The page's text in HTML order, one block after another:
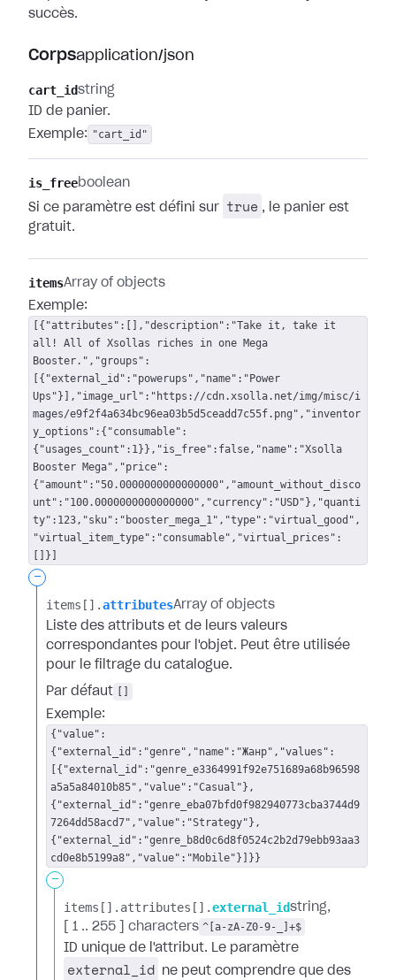
succès.
Corpsapplication/json
cart_idstring
ID de panier.
Exemple: "cart_id"
is_freeboolean
Si ce paramètre est défini sur
true , le panier est
gratuit.
itemsArray of objects
Exemple:
[{"attributes":[],"description":"Take it, take it
all! All of Xsollas riches in one Mega
Booster.","groups":
[{"external_id":"powerups","name":"Power
Ups"}],"image_url":"https://cdn.xsolla.net/img/misc/i
mages/e9f2f4a634bc96ea03b5d5ceadd7c55f.png","inventor
y_options":{"consumable":
{"usages_count":1}},"is_free":false,"name":"Xsolla
Booster Mega","price":
{"amount":"50.0000000000000000","amount_without_disco
unt":"100.0000000000000000","currency":"USD"},"quanti
ty":123,"sku":"booster_mega_1","type":"virtual_good",
"virtual_item_type":"consumable","virtual_prices":
[]}]
-
items[].​attributesArray of objects
Liste des attributs et de leurs valeurs
correspondantes pour l'objet. Peut être utilisée
pour le filtrage du catalogue.
Par défaut
Exemple:
{"value":
{"external_id":"genre","name":"Жанр","values":
[{"external_id":"genre_e3364991f92e751689a68b96598
a5a5a84010b85","value":"Casual"},
{"external_id":"genre_eba07bfd0f982940773cba3744d9
7264dd58acd7","value":"Strategy"},
{"external_id":"genre_b8d0c6d8f0524c2b2d79ebb93aa3
cd0e8b5199a8","value":"Mobile"}]}}
-
items[].​ attributes[].​external_idstring
[ 1 .. 255 ] characters ^[a-zA-Z0-9-_]+$
ID unique de l'attribut. Le paramètre
external_id
ne peut comprendre que des